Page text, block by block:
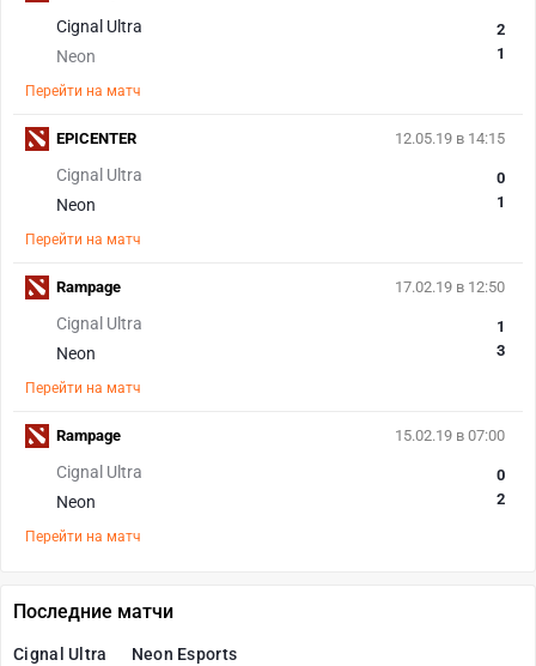
Cignal Ultra
Neon
2
1
Перейти на матч
12.05.19 в 14:15
Cignal Ultra
Neon
0
1
Перейти на матч
EPICENTER
17.02.19 в 12:50
Cignal Ultra
Neon
1
3
Перейти на матч
Rampage
15.02.19 в 07:00
Cignal Ultra
Neon
0
2
Перейти на матч
Rampage
Последние матчи
Cignal Ultra Neon Esports